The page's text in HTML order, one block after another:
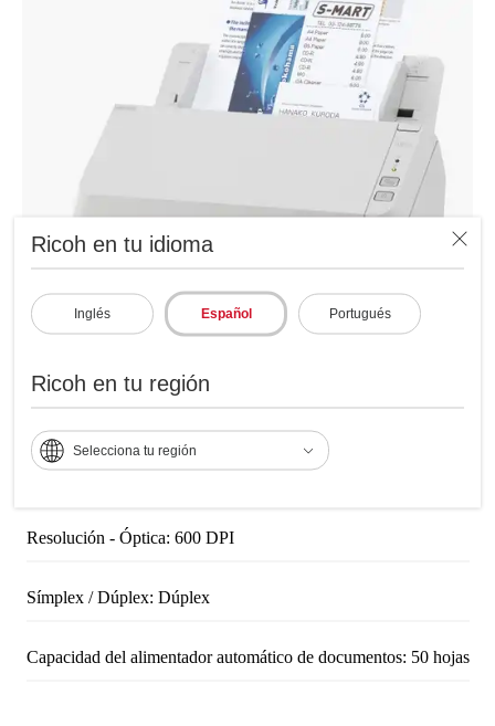
Ricoh en tu idioma
Inglés Español Portugués
Ricoh en tu región
Selecciona tu región
Especificaciones
Resolución - Óptica: 600 DPI
Símplex / Dúplex: Dúplex
Capacidad del alimentador automático de documentos: 50 hojas